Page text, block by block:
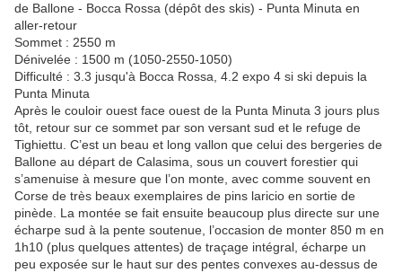
de Ballone - Bocca Rossa (dépôt des skis) - Punta Minuta en
aller-retour
Sommet : 2550 m
Dénivelée : 1500 m (1050-2550-1050)
Difficulté : 3.3 jusqu'à Bocca Rossa, 4.2 expo 4 si ski depuis la
Punta Minuta
Après le couloir ouest face ouest de la Punta Minuta 3 jours plus
tôt, retour sur ce sommet par son versant sud et le refuge de
Tighiettu. C’est un beau et long vallon que celui des bergeries de
Ballone au départ de Calasima, sous un couvert forestier qui
s’amenuise à mesure que l’on monte, avec comme souvent en
Corse de très beaux exemplaires de pins laricio en sortie de
pinède. La montée se fait ensuite beaucoup plus directe sur une
écharpe sud à la pente soutenue, l’occasion de monter 850 m en
1h10 (plus quelques attentes) de traçage intégral, écharpe un
peu exposée sur le haut sur des pentes convexes au-dessus de